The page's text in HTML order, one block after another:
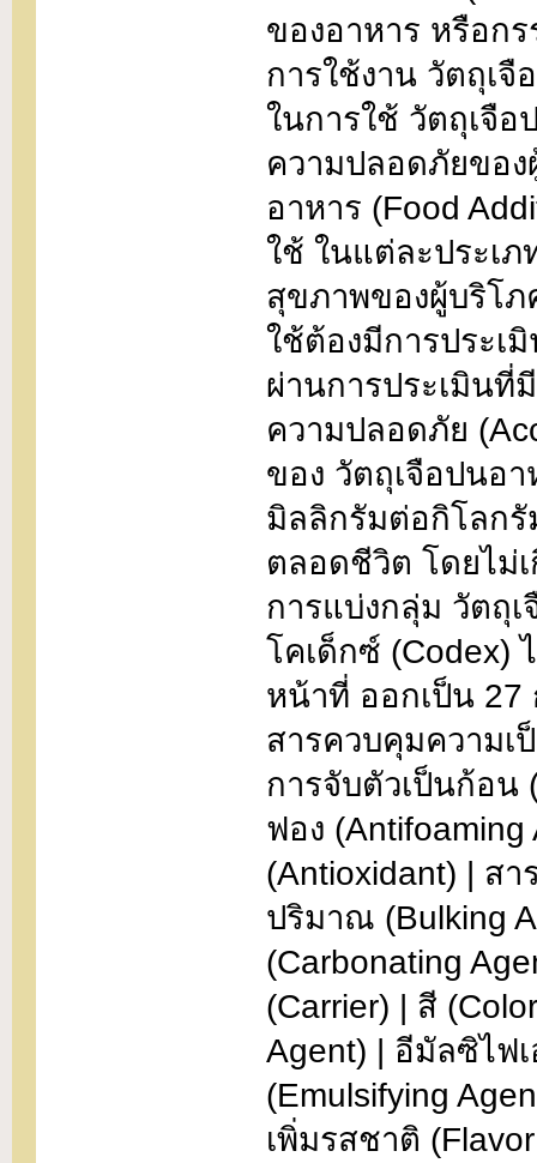
ของอาหาร หรือก
การใช้งาน วัตถุเจื
ในการใช้ วัตถุเจือ
ความปลอดภัยขอ
อาหาร (Food
ใช้ ในแต่ละประเภ
สุขภาพของผู้บริโภ
ใช้ต้องมีการประเ
ผ่านการประเมินที่
ความปลอดภัย
ของ วัตถุเจือปนอ
มิลลิกรัมต่อกิโลก
ตลอดชีวิต โดยไม่
การแบ่งกลุ่ม วัตถุ
โคเด็กซ์ (Codex)
หน้าที่ ออกเป็น
สารควบคุมความเ
การจับตัวเป็นก้อน
ฟอง
(Antioxidant) | สา
ปริมาณ (Bulking
(Carbonating
(Carrier) | สี
Agent) | อีมัลซิไฟ
(Emulsifying
เพิ่มรสชาติ